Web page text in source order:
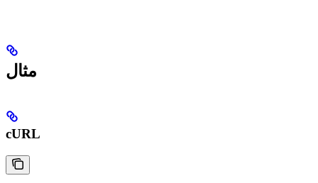
مثال
cURL